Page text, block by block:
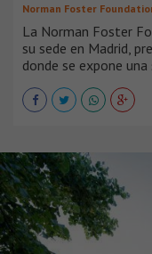
Norman Foster
La Norman Foster
su sede en Madrid,
donde se expone